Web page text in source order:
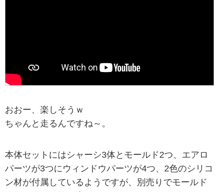
おおー、楽しそうｗ
ちゃんと走るんですね～。
本体セットにはシャーシ3体とモールド2つ、エアロ
パーツが3つにウィンドウパーツが4つ、2色のシリコ
ン材が付属しているようですが、別売りでモールド